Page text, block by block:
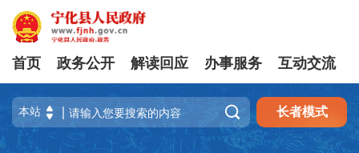
首页 政务公开 解读回应 办事服务 互动交流
 长者模式